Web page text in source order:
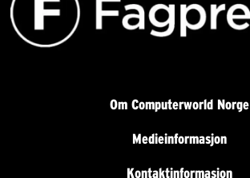
Om Computerworld Norge
Medieinformasjon
Kontaktinformasjon